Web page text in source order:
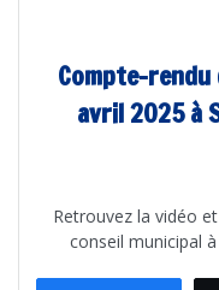
Compte-
avril 2025 à
Retrouvez la vidéo
conseil municipal